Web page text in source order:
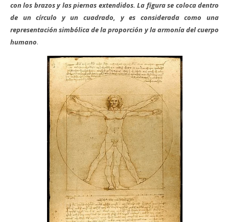
con los brazos y las piernas extendidos. La figura se coloca dentro
de un círculo y un cuadrado, y es considerada como una
representación simbólica de la proporción y la armonía del cuerpo
humano.